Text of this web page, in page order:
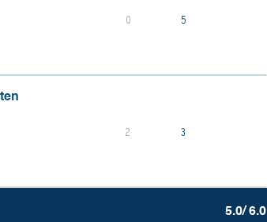
0 5
2 3
5.0/ 6.0